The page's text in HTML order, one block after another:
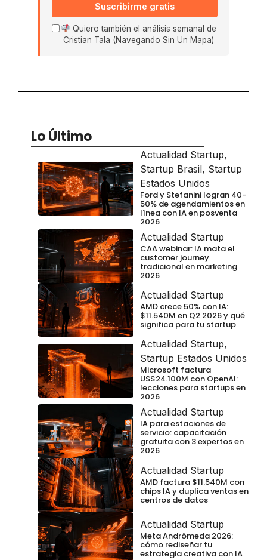
Suscribirme gratis
Quiero también el análisis semanal de
Cristian Tala (Navegando Sin Un Mapa)
Lo Último
Actualidad Startup,
Startup Brasil, Startup
Estados Unidos
Ford y Stefanini logran 40-
50% de agendamientos en
línea con IA en posventa
2026
Actualidad Startup
CAA webinar: IA mata el
customer journey
tradicional en marketing
2026
Actualidad Startup
AMD crece 50% con IA:
$11.540M en Q2 2026 y qué
significa para tu startup
Actualidad Startup,
Startup Estados Unidos
Microsoft factura
US$24.100M con OpenAI:
lecciones para startups en
2026
Actualidad Startup
IA para estaciones de
servicio: capacitación
gratuita con 3 expertos en
2026
Actualidad Startup
AMD factura $11.540M con
chips IA y duplica ventas en
centros de datos
Actualidad Startup
Meta Andrómeda 2026:
cómo rediseñar tu
estrategia creativa con IA